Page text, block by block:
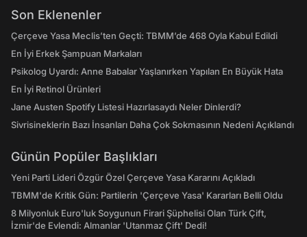
Son Eklenenler
Çerçeve Yasa Meclis’ten Geçti: TBMM’de 468 Oyla Kabul Edildi
En İyi Erkek Şampuan Markaları
Psikolog Uyardı: Anne Babalar Yaşlanırken Yapılan En Büyük Hata
En İyi Retinol Ürünleri
Jane Austen Spotify Listesi Hazırlasaydı Neler Dinlerdi?
Sivrisineklerin Bazı İnsanları Daha Çok Sokmasının Nedeni Açıklandı
Günün Popüler Başlıkları
Yeni Parti Lideri Özgür Özel Çerçeve Yasa Kararını Açıkladı
TBMM'de Kritik Gün: Partilerin 'Çerçeve Yasa' Kararları Belli Oldu
8 Milyonluk Euro'luk Soygunun Firari Şüphelisi Olan Türk Çift,
İzmir'de Evlendi: Almanlar 'Utanmaz Çift' Dedi!